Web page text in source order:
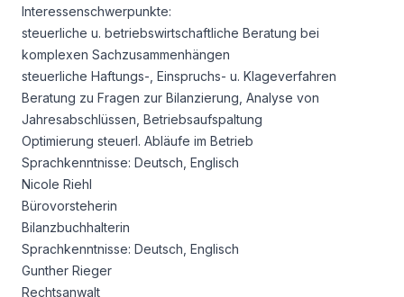
Interessenschwerpunkte:
steuerliche u. betriebswirtschaftliche Beratung bei
komplexen Sachzusammenhängen
steuerliche Haftungs-, Einspruchs- u. Klageverfahren
Beratung zu Fragen zur Bilanzierung, Analyse von
Jahresabschlüssen, Betriebsaufspaltung
Optimierung steuerl. Abläufe im Betrieb
Sprachkenntnisse: Deutsch, Englisch
Nicole Riehl
Bürovorsteherin
Bilanzbuchhalterin
Sprachkenntnisse: Deutsch, Englisch
Gunther Rieger
Rechtsanwalt